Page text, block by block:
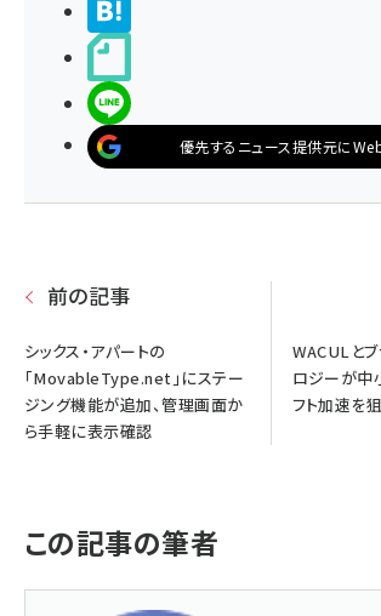
優先するニュース提供元に
前の記事
シックス・アパートの
「MovableType.net」にステー
ジング機能が追加、管理画面か
ら手軽に表示確認
WACULとブ
ロジーが中
フト加速を
この記事の筆者